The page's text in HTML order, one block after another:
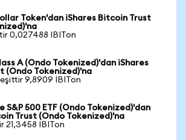
Token'dan iShares Bitcoin Trust
0,027488 IBITon
A (Ondo Tokenized)'dan iShares
(Ondo Tokenized)'na
eşittir 9,8909 IBITon
S&P 500 ETF (Ondo Tokenized)'dan
Trust (Ondo Tokenized)'na
21,3458 IBITon